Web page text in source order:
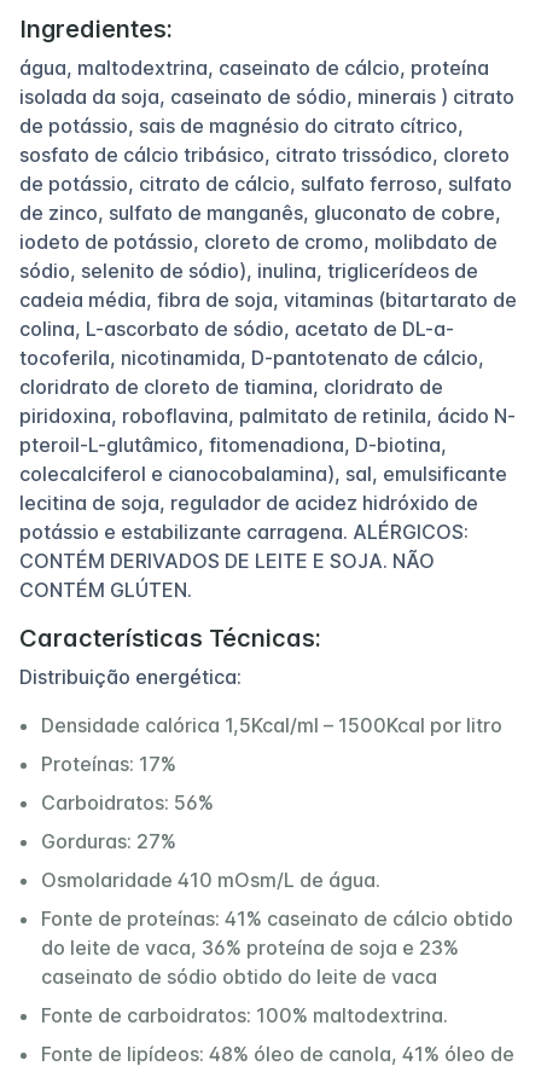
Ingredientes:
água, maltodextrina, caseinato de cálcio, proteína
isolada da soja, caseinato de sódio, minerais ) citrato
de potássio, sais de magnésio do citrato cítrico,
sosfato de cálcio tribásico, citrato trissódico, cloreto
de potássio, citrato de cálcio, sulfato ferroso, sulfato
de zinco, sulfato de manganês, gluconato de cobre,
iodeto de potássio, cloreto de cromo, molibdato de
sódio, selenito de sódio), inulina, triglicerídeos de
cadeia média, fibra de soja, vitaminas (bitartarato de
colina, L-ascorbato de sódio, acetato de DL-a-
tocoferila, nicotinamida, D-pantotenato de cálcio,
cloridrato de cloreto de tiamina, cloridrato de
piridoxina, roboflavina, palmitato de retinila, ácido N-
pteroil-L-glutâmico, fitomenadiona, D-biotina,
colecalciferol e cianocobalamina), sal, emulsificante
lecitina de soja, regulador de acidez hidróxido de
potássio e estabilizante carragena. ALÉRGICOS:
CONTÉM DERIVADOS DE LEITE E SOJA. NÃO
CONTÉM GLÚTEN.
Características Técnicas:
Distribuição energética:
Densidade calórica 1,5Kcal/ml – 1500Kcal por litro
Proteínas: 17%
Carboidratos: 56%
Gorduras: 27%
Osmolaridade 410 mOsm/L de água.
Fonte de proteínas: 41% caseinato de cálcio obtido
do leite de vaca, 36% proteína de soja e 23%
caseinato de sódio obtido do leite de vaca
Fonte de carboidratos: 100% maltodextrina.
Fonte de lipídeos: 48% óleo de canola, 41% óleo de